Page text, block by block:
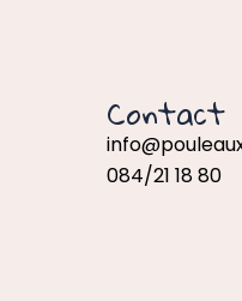
Contact
084/21 18 80